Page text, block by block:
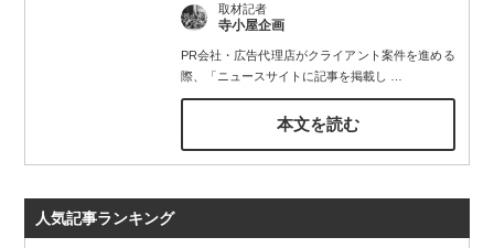
取材記者
寺小屋企画
PR会社・広告代理店がクライアント案件を進める
際、「ニュースサイトに記事を掲載し
本文を読む
人気記事ランキング